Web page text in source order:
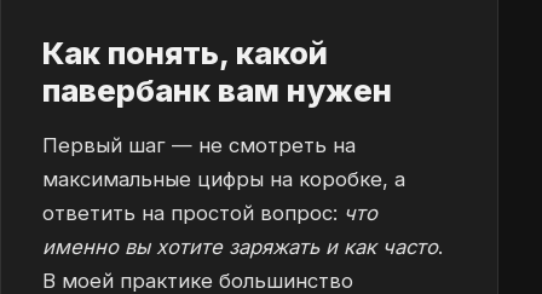
Как понять, какой
павербанк вам нужен
Первый шаг — не смотреть на
максимальные цифры на коробке, а
ответить на простой вопрос: что
именно вы хотите заряжать и как часто.
В моей практике большинство